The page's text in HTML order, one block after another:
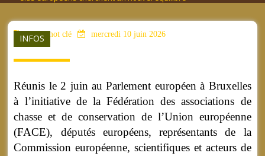
INFOS
aucun mot clé mercredi 10 juin 2026
Réunis le 2 juin au Parlement européen à Bruxelles
à l’initiative de la Fédération des associations de
chasse et de conservation de l’Union européenne
(FACE), députés européens, représentants de la
Commission européenne, scientifiques et acteurs de